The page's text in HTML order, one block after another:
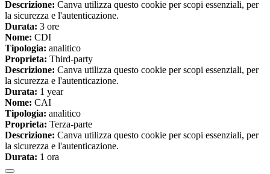
Descrizione: Canva utilizza questo cookie per scopi essenziali, per
la sicurezza e l'autenticazione.
Durata: 3 ore
Nome: CDI
Tipologia: analitico
Proprieta: Third-party
Descrizione: Canva utilizza questo cookie per scopi essenziali, per
la sicurezza e l'autenticazione.
Durata: 1 year
Nome: CAI
Tipologia: analitico
Proprieta: Terza-parte
Descrizione: Canva utilizza questo cookie per scopi essenziali, per
la sicurezza e l'autenticazione.
Durata: 1 ora